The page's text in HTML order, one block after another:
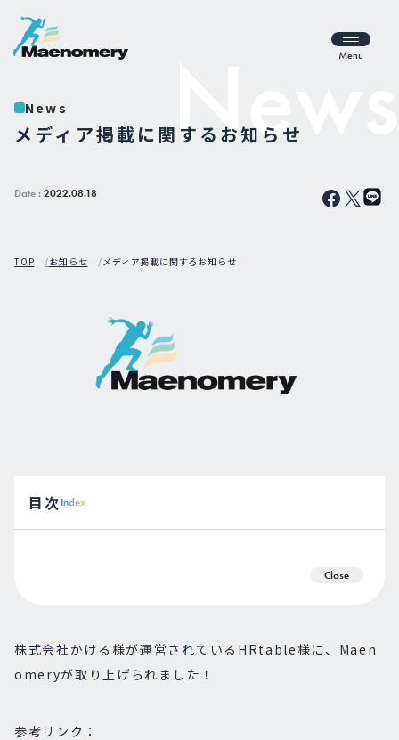
Menu
News
メディア掲載に関するお知らせ
Date : 2022.08.18
TOP お知らせ メディア掲載に関するお知らせ
目次 Index
Close
株式会社かける様が運営されているHRtable様に、Maen
omeryが取り上げられました！
参考リンク：